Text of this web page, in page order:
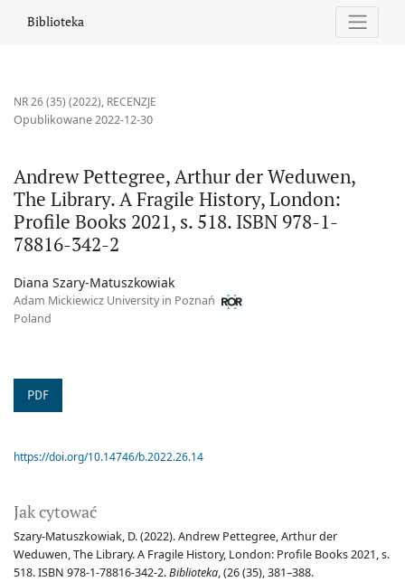
Andrew Pettegree, Arthur der Weduwen, The Library. A Fragile
Biblioteka
NR 26 (35) (2022), RECENZJE
Andrew Pettegree, Arthur der Weduwen,
The Library. A Fragile History, London:
Profile Books 2021, s. 518. ISBN 978-1-
78816-342-2
Opublikowane 2022-12-30
Diana Szary-Matuszkowiak
Adam Mickiewicz University in Poznań
Poland
PDF
Jak cytować
Szary-Matuszkowiak, D. (2022). Andrew Pettegree, Arthur der
Weduwen, The Library. A Fragile History, London: Profile Books 2021, s.
518. ISBN 978-1-78816-342-2.Biblioteka, (26 (35), 381–388.
https://doi.org/10.14746/b.2022.26.14